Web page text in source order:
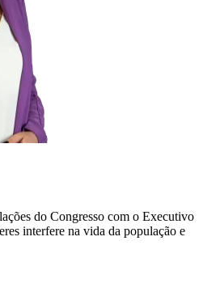
do Congresso com o Executivo
interfere na vida da população e